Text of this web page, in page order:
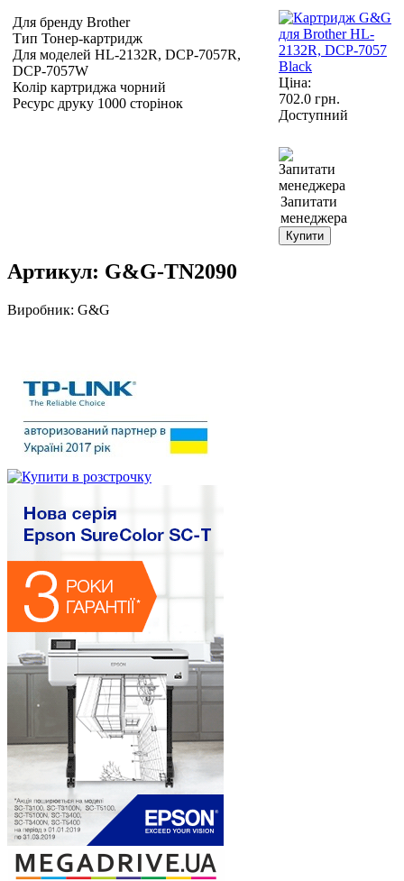
Для бренду Brother
Тип Тонер-картридж
Для моделей HL-2132R, DCP-7057R,
DCP-7057W
Колір картриджа чорний
Ресурс друку 1000 сторінок
Ціна:
702.0 грн.
Доступний
Запитати
менеджера
Купити
Артикул: G&G-TN2090
Виробник: G&G